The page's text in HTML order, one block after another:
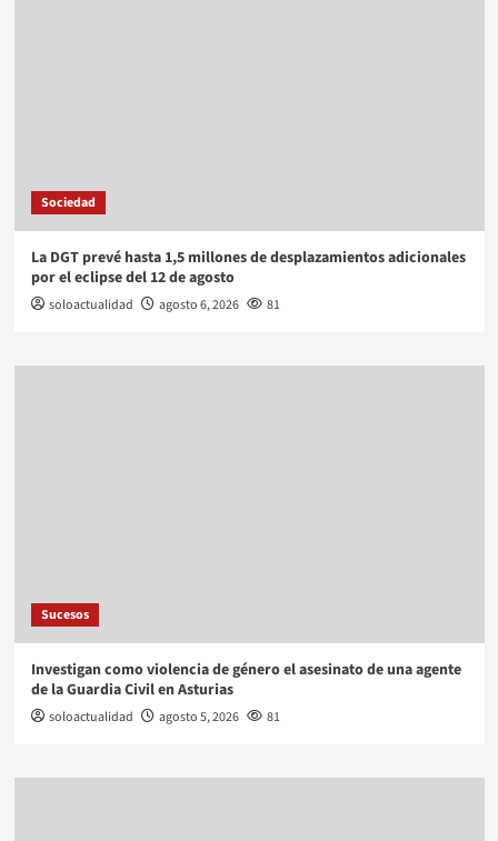
Sociedad
La DGT prevé hasta 1,5 millones de desplazamientos adicionales
por el eclipse del 12 de agosto
soloactualidad agosto 6, 2026 81
Sucesos
Investigan como violencia de género el asesinato de una agente
de la Guardia Civil en Asturias
soloactualidad agosto 5, 2026 81